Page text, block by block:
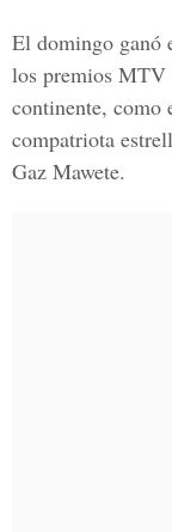
El domingo ganó
los premios MTV
continente, como
compatriota
Gaz Mawete.